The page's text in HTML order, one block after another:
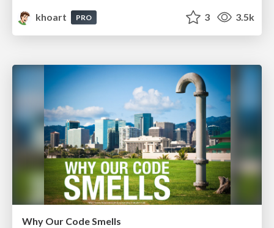
khoart
PRO 3 3.5k
Why Our Code Smells